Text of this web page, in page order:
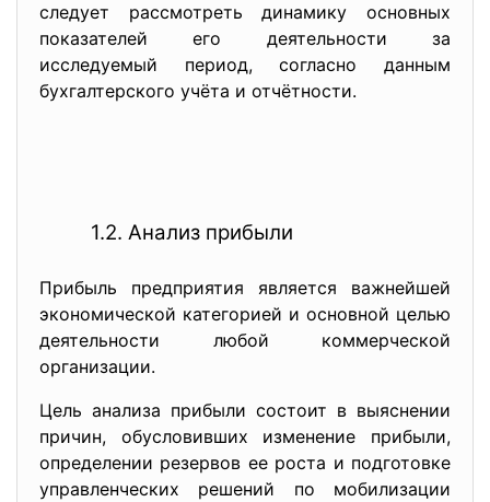
следует рассмотреть динамику основных
показателей его деятельности за
исследуемый период, согласно данным
бухгалтерского учёта и отчётности.
1.2. Анализ прибыли
Прибыль предприятия является важнейшей
экономической категорией и основной целью
деятельности любой коммерческой
организации.
Цель анализа прибыли состоит в выяснении
причин, обусловивших изменение прибыли,
определении резервов ее роста и подготовке
управленческих решений по мобилизации